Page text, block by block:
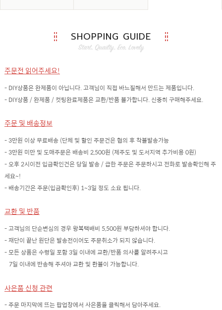
SHOPPING GUIDE
주문전 읽어주세요!
- DIY상품은 완제품이 아닙니다. 고객님이 직접 바느질해서 만드는 제품입니다.
- DIY상품 / 완제품 / 컷팅완료제품은 교환/반품 불가합니다. 신중히 구매해주세요.
주문 및 배송정보
- 3만원 이상 무료배송 (단체 및 할인 주문건은 협의 후 착불발송가능
- 3만원 미만 및 도매주문은 배송비 2,500원 (제주도 및 도서지역 추가비용 0원)
- 오후 2시이전 입금확인건은 당일 발송 / 급한 주문은 주문하시고 전화로 발송확인해 주
세요~!
- 배송기간은 주문(입금확인후) 1~3일 정도 소요 됩니다.
교환 및 반품
- 고객님의 단순변심의 경우 왕복택배비 5,500원 부담하셔야 합니다.
- 재단이 끝난 원단은 발송전이어도 주문취소가 되지 않습니다.
- 모든 상품은 수령일 포함 3일 이내에 교환/반품 의사를 알려주시고
7일 이내에 반송해 주셔야 교환 및 환불이 가능합니다.
사은품 신청 관련
- 주문 마지막에 뜨는 팝업창에서 사은품을 클릭해서 담아주세요.